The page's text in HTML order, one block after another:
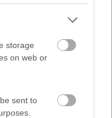
storage
on web or
sent to